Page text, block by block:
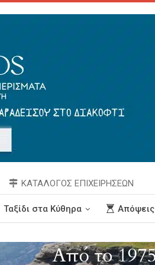
ΚΑΤΑΛΟΓΟΣ ΕΠΙΧΕΙΡΗΣΕΩΝ
Ταξίδι στα Κύθηρα Απόψεις